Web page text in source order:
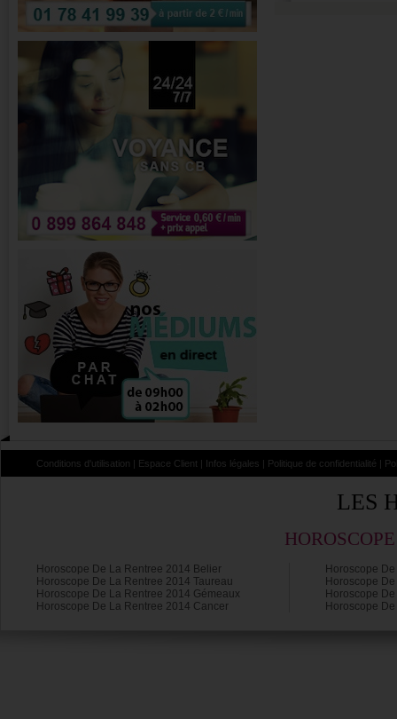
Conditions d'utilisation | Espace Client | Infos légales | Politique de confidentialité |
LES
Horoscope De La Rentree 2014 Belier
Horoscope De La Rentree 2014 Taureau
Horoscope De La Rentree 2014 Gémeaux
Horoscope De La Rentree 2014 Cancer
Horoscope
Horoscope
Horoscope
Horoscope